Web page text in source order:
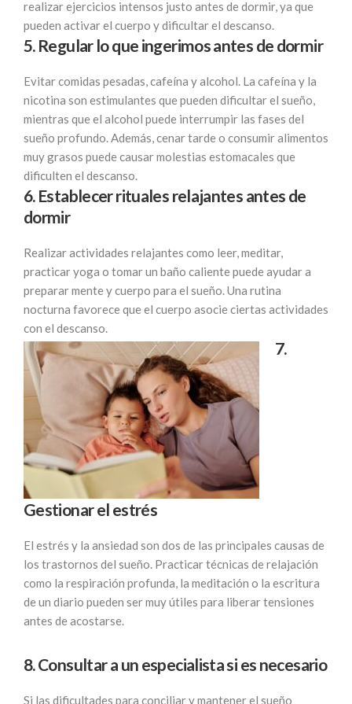
realizar ejercicios intensos justo antes de dormir, ya que
pueden activar el cuerpo y dificultar el descanso.
5. Regular lo que ingerimos antes de dormir
Evitar comidas pesadas, cafeína y alcohol. La cafeína y la
nicotina son estimulantes que pueden dificultar el sueño,
mientras que el alcohol puede interrumpir las fases del
sueño profundo. Además, cenar tarde o consumir alimentos
muy grasos puede causar molestias estomacales que
dificulten el descanso.
6. Establecer rituales relajantes antes de
dormir
Realizar actividades relajantes como leer, meditar,
practicar yoga o tomar un baño caliente puede ayudar a
preparar mente y cuerpo para el sueño. Una rutina
nocturna favorece que el cuerpo asocie ciertas actividades
con el descanso.
7.
Gestionar el estrés
El estrés y la ansiedad son dos de las principales causas de
los trastornos del sueño. Practicar técnicas de relajación
como la respiración profunda, la meditación o la escritura
de un diario pueden ser muy útiles para liberar tensiones
antes de acostarse.
8. Consultar a un especialista si es necesario
Si las dificultades para conciliar y mantener el sueño